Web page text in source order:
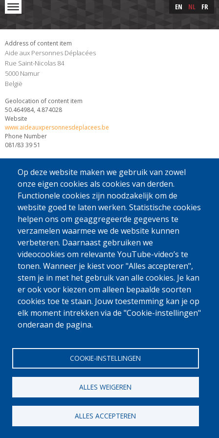
Skip
to
content
Skip to main content EN NL FR
Address of content item
Aide aux Personnes Déplacées
Rue Saint-Nicolas 84
5000 Namur
België
Geolocation of content item
50.464984, 4.874028
Website
www.aideauxpersonnesdeplacees.be
Phone Number
081/83 39 51
[Gratis Nummer]
0800 327 45
Cookieverklaring Privacy, copyright en disclaimer Cookie Settings
Op deze website maken we gebruik van zowel
onze eigen cookies als cookies van derden.
Functionele cookies zijn noodzakelijk om de
website goed te laten werken. Statistische cookies
helpen ons om geaggregeerde gegevens te
verzamelen waarmee we de website kunnen
verbeteren. Daarnaast gebruiken we
videocookies om relevante YouTube-video’s te
tonen. Wanneer je kiest voor "Alles accepteren",
stem je in met het gebruik van alle cookies. Je kan
er ook voor kiezen om alleen bepaalde soorten
cookies toe te staan. Jouw toestemming kan je op
elk moment intrekken via de "Cookie-instellingen"
onderaan de pagina.
COOKIE-INSTELLINGEN
ALLES WEIGEREN
ALLES ACCEPTEREN